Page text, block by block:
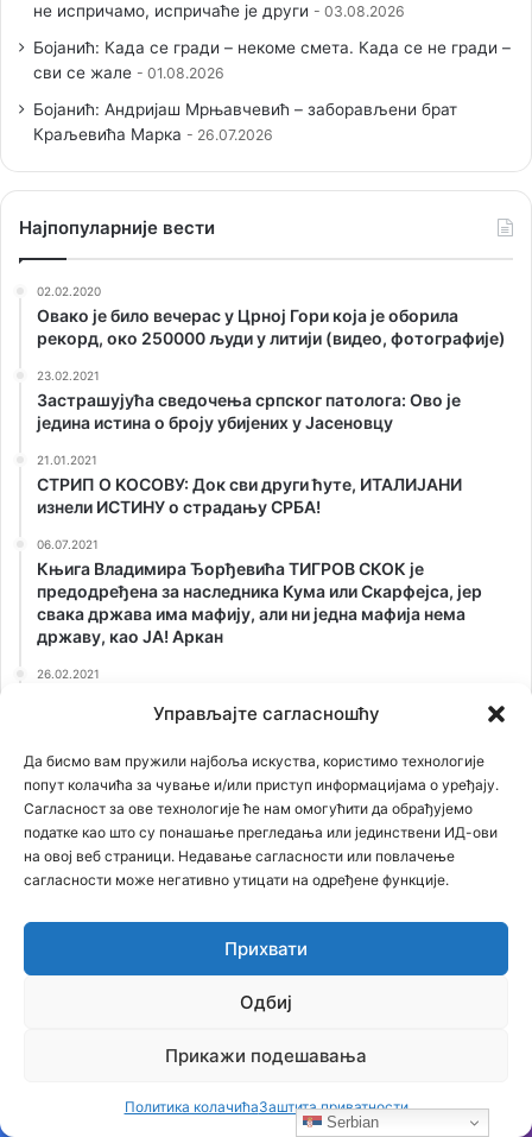
Управљајте сагласношћу
Да бисмо вам пружили најбоља искуства, користимо технологије
попут колачића за чување и/или приступ информацијама о уређају.
Сагласност за ове технологије ће нам омогућити да обрађујемо
податке као што су понашање прегледања или јединствени ИД-ови
на овој веб страници. Недавање сагласности или повлачење
сагласности може негативно утицати на одређене функције.
Прихвати
Одбиј
Прикажи подешавања
Политика колачићаЗаштита приватности
не испричамо, испричаће је други
03.08.2026
Бојанић: Када се гради – некоме смета. Када се не гради –
сви се жале
01.08.2026
Бојанић: Андријаш Мрњавчевић – заборављени брат
Краљевића Марка
26.07.2026
Наjпопуларније вести
02.02.2020
Овако је било вечерас у Црној Гори која је оборила
рекорд, око 250000 људи у литији (видео, фотографије)
23.02.2021
Застрашујућа сведочења српског патолога: Ово је
једина истина о броју убијених у Јасеновцу
21.01.2021
СТРИП О KОСОВУ: Док сви други ћуте, ИТАЛИЈАНИ
изнели ИСТИНУ о страдању СРБА!
06.07.2021
Књига Владимира Ђорђевића ТИГРОВ СКОК је
предодређена за наследника Кума или Скарфејса, јер
свака држава има мафију, али ни једна мафија нема
државу, као ЈА! Аркан
26.02.2021
Јасеновца сахранили на Kалемегдану!
Кликните на слику за преузимање
Serbian